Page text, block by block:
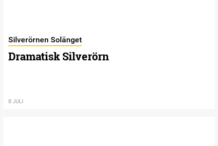
Silverörnen Solänget
Dramatisk Silverörn
8 JULI